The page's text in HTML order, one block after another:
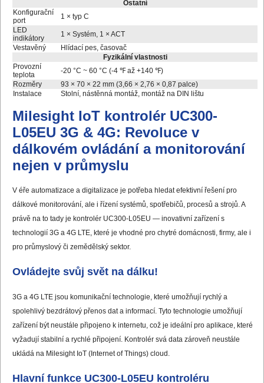
Ostatní
Konfigurační
port
1 × typ C
LED
indikátory
1 × Systém, 1 × ACT
Vestavěný
Hlídací pes, časovač
Fyzikální vlastnosti
Provozní
teplota
-20 °C ~ 60 °C (-4 ℉ až +140 ℉)
Rozměry
93 × 70 × 22 mm (3,66 × 2,76 × 0,87 palce)
Instalace
Stolní, nástěnná montáž, montáž na DIN lištu
Milesight IoT kontrolér UC300-
L05EU 3G & 4G: Revoluce v
dálkovém ovládání a monitorování
nejen v průmyslu
V éře automatizace a digitalizace je potřeba hledat efektivní řešení pro
dálkové monitorování, ale i řízení systémů, spotřebičů, procesů a strojů. A
právě na to tady je kontrolér UC300-L05EU — inovativní zařízení s
technologií 3G a 4G LTE, které je vhodné pro chytré domácnosti, firmy, ale i
pro průmyslový či zemědělský sektor.
Ovládejte svůj svět na dálku!
3G a 4G LTE jsou komunikační technologie, které umožňují rychlý a
spolehlivý bezdrátový přenos dat a informací. Tyto technologie umožňují
zařízení být neustále připojeno k internetu, což je ideální pro aplikace, které
vyžadují stabilní a rychlé připojení. Kontrolér svá data zároveň neustále
ukládá na Milesight IoT (Internet of Things) cloud.
Hlavní funkce UC300-L05EU kontroléru